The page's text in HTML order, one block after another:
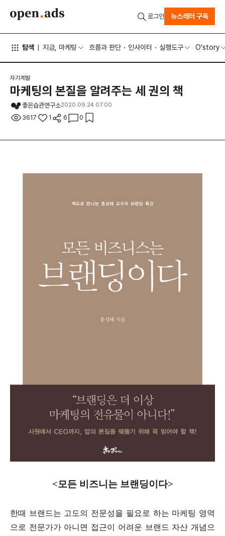
탐색 지금, 마케팅 흐름과 판단 인사이터 실행도구 O'story
로그인 뉴스레터 구독
자기계발
마케팅의 본질을 알려주는 세 권의 책
좋은습관연구소2020.09.24 07:00
3617 1 6 0
<모든 비즈니는 브랜딩이다>
한때 브랜드는 고도의 전문성을 필요로 하는 마케팅 영역
으로 전문가가 아니면 접근이 어려운 브랜드 자산 개념으